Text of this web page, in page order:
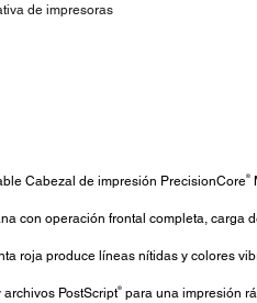
de impresoras
Cabezal de impresión PrecisionCore®
con operación frontal completa, carga
roja produce líneas nítidas y colores
PostScript®para una impresión